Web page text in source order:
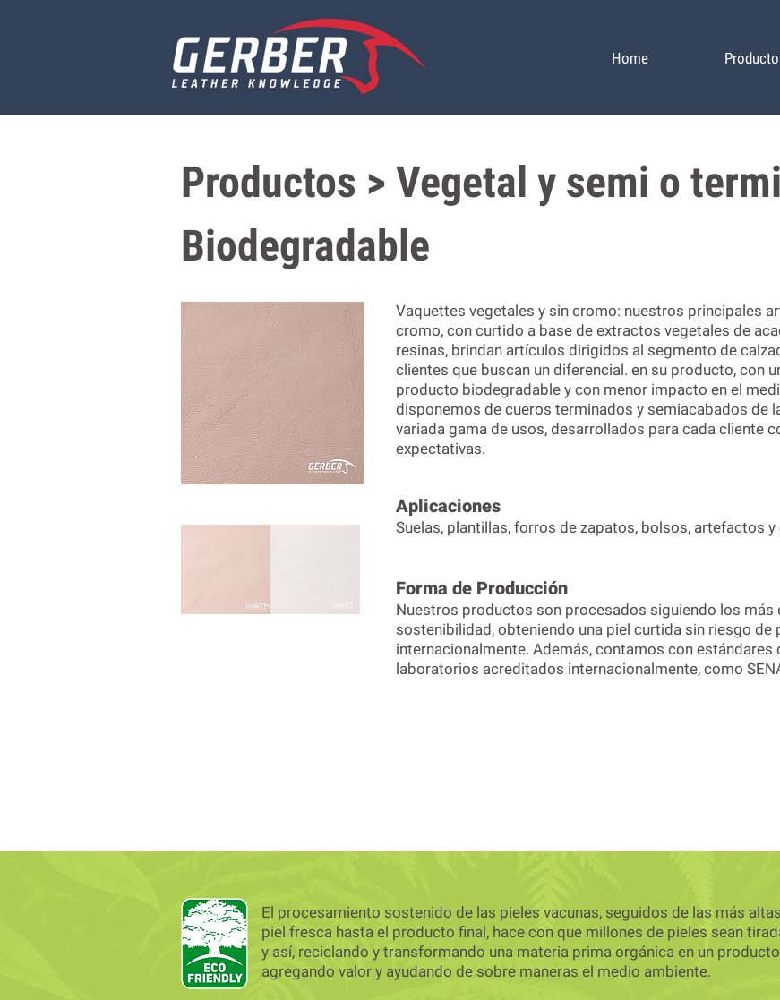
Home
Productos > Vegetal y semi o
Biodegradable
Vaquettes vegetales y sin cromo: nuestros principales
cromo, con curtido a base de extractos vegetales de
resinas, brindan artículos dirigidos al segmento de
clientes que buscan un diferencial. en su producto, con
producto biodegradable y con menor impacto en el
disponemos de cueros terminados y semiacabados de
variada gama de usos, desarrollados para cada cliente
expectativas.
Aplicaciones
Suelas, plantillas, forros de zapatos, bolsos, artefactos y
Forma de Producción
Nuestros productos son procesados ​​siguiendo los más
sostenibilidad, obteniendo una piel curtida sin riesgo
internacionalmente. Además, contamos con
laboratorios acreditados internacionalmente, como
El procesamiento sostenido de las pieles vacunas, seguidos de las más
piel fresca hasta el producto final, hace con que millones de pieles sean
y así, reciclando y transformando una materia prima orgánica en un
agregando valor y ayudando de sobre maneras el medio ambiente.